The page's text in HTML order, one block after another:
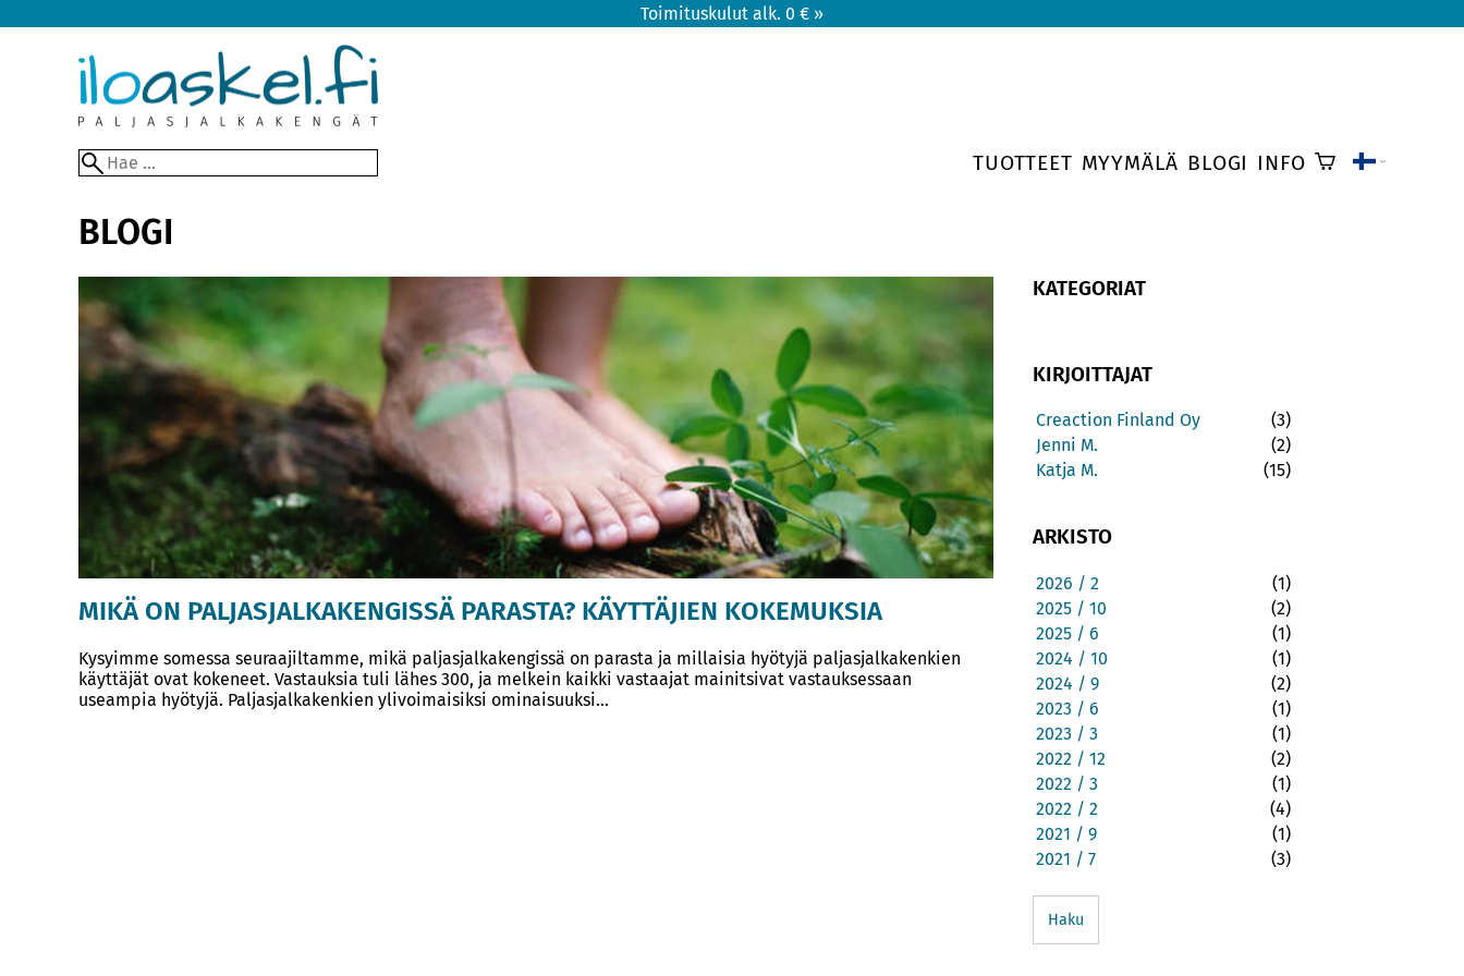
Toimituskulut alk. 0 € »
TUOTTEET MYYMÄLÄ BLOGI INFO
BLOGI
MIKÄ ON PALJASJALKAKENGISSÄ PARASTA? KÄYTTÄJIEN KOKEMUKSIA
Kysyimme somessa seuraajiltamme, mikä paljasjalkakengissä on parasta ja millaisia hyötyjä paljasjalkakenkien
käyttäjät ovat kokeneet. Vastauksia tuli lähes 300, ja melkein kaikki vastaajat mainitsivat vastauksessaan
useampia hyötyjä. Paljasjalkakenkien ylivoimaisiksi ominaisuuksi...
KATEGORIAT
KIRJOITTAJAT
Creaction Finland Oy
(3)
Jenni M.
(2)
Katja M.
(15)
ARKISTO
2026 / 2
(1)
2025 / 10
(2)
2025 / 6
(1)
2024 / 10
(1)
2024 / 9
(2)
2023 / 6
(1)
2023 / 3
(1)
2022 / 12
(2)
2022 / 3
(1)
2022 / 2
(4)
2021 / 9
(1)
2021 / 7
(3)
Haku